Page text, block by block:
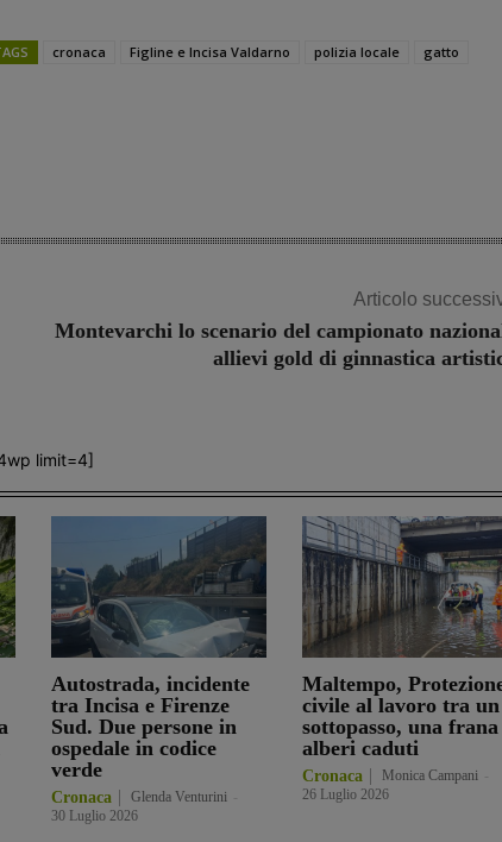
cronaca Figline e Incisa Valdarno polizia locale gatto
Articolo
Montevarchi lo scenario del campionato
allievi gold di ginnastica
limit=4]
Autostrada, incidente
tra Incisa e Firenze
Sud. Due persone in
ospedale in codice
verde
Cronaca Glenda Venturini
30 Luglio 2026
Maltempo,
civile al lavoro tra un
sottopasso, una frana
alberi caduti
Cronaca Monica Campani
26 Luglio 2026